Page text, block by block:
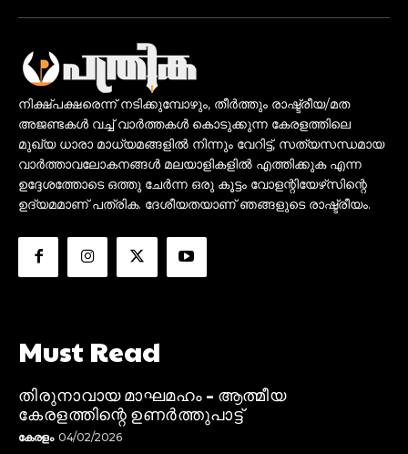
നിക്ഷ്പക്ഷരെന്ന് നടിക്കുമ്പോഴും, തീർത്തും രാഷ്ട്രീയ/മത
അജണ്ടകൾ വച്ച് വാർത്തകൾ കൊടുക്കുന്ന കേരളത്തിലെ
മുഖ്യ ധാരാ മാധ്യമങ്ങളിൽ നിന്നും വേറിട്ട്, സത്യസന്ധമായ
വാർത്താവലോകനങ്ങൾ മലയാളികളിൽ എത്തിക്കുക എന്ന
ഉദ്ദേശത്തോടെ ഒത്തു ചേർന്ന ഒരു കൂട്ടം വോളന്റിയേഴ്‌സിന്റെ
ഉദ്യമമാണ് പത്രിക. ദേശീയതയാണ് ഞങ്ങളുടെ രാഷ്ട്രീയം.
Must Read
തിരുനാവായ മാഘമഹം – ആത്മീയ
കേരളത്തിന്റെ ഉണർത്തുപാട്ട്
കേരളം 04/02/2026